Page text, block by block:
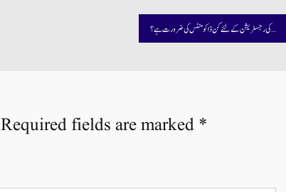
مدرسہ/جامعہ کی رجسٹریشن کے لئے کن ڈاکومنٹس کی ضرورت ہے؟
Required fields are marked *